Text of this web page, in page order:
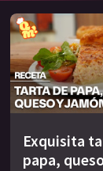
Exquisita
papa,